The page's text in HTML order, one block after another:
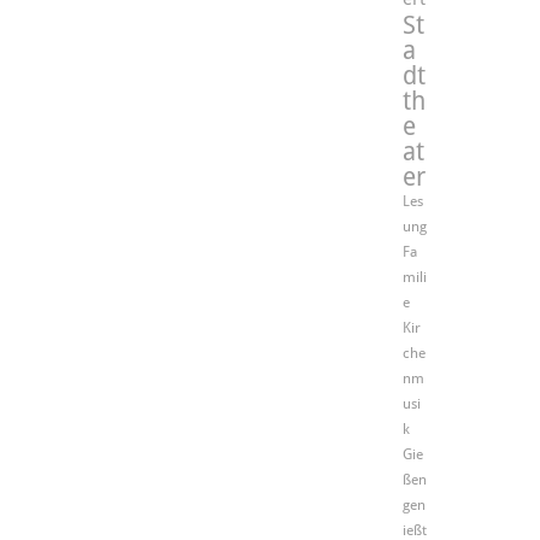
St
a
dt
th
e
at
er
Les
ung
Fa
mili
e
Kir
che
nm
usi
k
Gie
ßen
gen
ießt